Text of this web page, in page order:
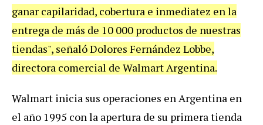
ganar capilaridad, cobertura e inmediatez en la
entrega de más de 10 000 productos de nuestras
tiendas", señaló Dolores Fernández Lobbe,
directora comercial de Walmart Argentina.
Walmart inicia sus operaciones en Argentina en
el año 1995 con la apertura de su primera tienda